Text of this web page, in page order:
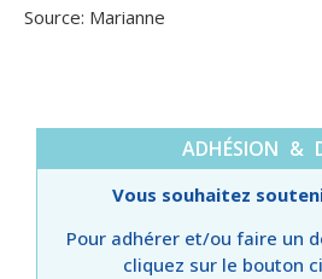
Source: Marianne
ADHÉSION &
Vous souhaitez soutenir
Pour adhérer et/ou faire un
cliquez sur le bouton